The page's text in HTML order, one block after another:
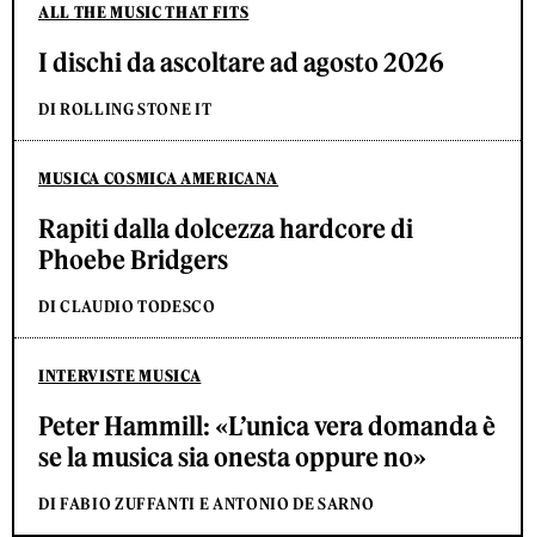
ALL THE MUSIC THAT FITS
I dischi da ascoltare ad agosto 2026
DI ROLLING STONE IT
MUSICA COSMICA AMERICANA
Rapiti dalla dolcezza hardcore di
Phoebe Bridgers
DI CLAUDIO TODESCO
INTERVISTE MUSICA
Peter Hammill: «L’unica vera domanda è
se la musica sia onesta oppure no»
DI FABIO ZUFFANTI E ANTONIO DE SARNO